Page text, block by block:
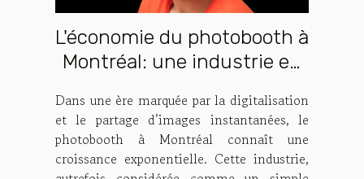
L'économie du photobooth à
Montréal: une industrie en
Dans une ère marquée par la digitalisation
et le partage d’images instantanées, le
photobooth à Montréal connaît une
croissance exponentielle. Cette industrie,